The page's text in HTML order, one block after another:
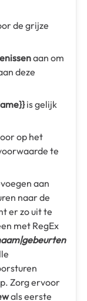
de grijze
aan om
deze
is gelijk
op het
te
aan
naar de
er zo uit te
met RegEx
Zorg ervoor
als eerste